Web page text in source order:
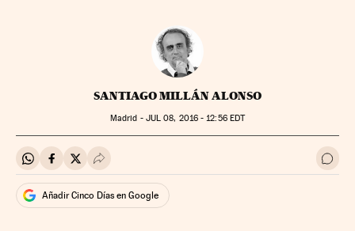
SANTIAGO MILLÁN ALONSO
Madrid - JUL 08, 2016 - 12:56EDT
Compartir en Whatsapp
Compartir en Facebook
Compartir en Twitter
Desplegar Redes Sociales Ir a
Añadir Cinco Días en Google